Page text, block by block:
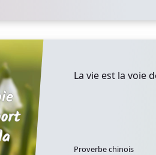
La vie est la voie
Proverbe chinois